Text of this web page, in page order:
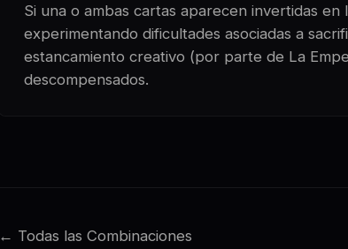
Si una o ambas cartas aparecen invertidas
experimentando dificultades asociadas a
estancamiento creativo (por parte de La
descompensados.
← Todas las Combinaciones